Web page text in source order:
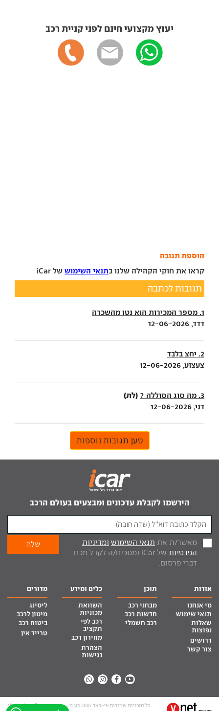
יעוץ מקצועי חינם לפני קניית רכב
הוספת תגובה
קראו את חוקי הקהילה שלנו בתנאי השימוש של iCar
תגובות לכתבה
1. מספר המכירות הוא נטו מהשכרה
דדד, 12-06-2026
2. יחצ בלבד
צעצוע, 12-06-2026
3. מה סוג הסוללה ? (לת)
דני, 12-06-2026
טען תגובות נוספות
הירשמו לקבלת עדכונים ומבצעים בעולם הרכב
מאשר/ת את תנאי השימוש ומדיניות
הפרטיות
של iCar ומסכים/ה לקבל מכם
דברי פרסום.
אודות
מי אנחנו
תנאי שימוש
שאלות
נפוצות
דרושים
צור קשר
תוכן
מבחני רכב
חדשות רכב
רכב חשמלי
כלים ומידע
השוואת
מכוניות
רכב לפי
תקציב
מחירון רכב
הצהרת
נגישות
מדורים
ליסינג
מימון לרכב
ביטוח רכב
טרייד אין
כל הזכויות שמורות אי-קאר 2007 בע”מ site by tq.soft